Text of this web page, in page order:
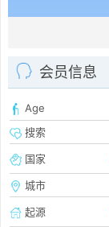
会员信息
Age
搜索
国家
城市
起源